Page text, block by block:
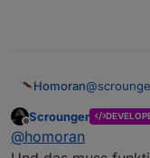
=
Wenn
Homoran@
Offline
Scrounger
@homoran